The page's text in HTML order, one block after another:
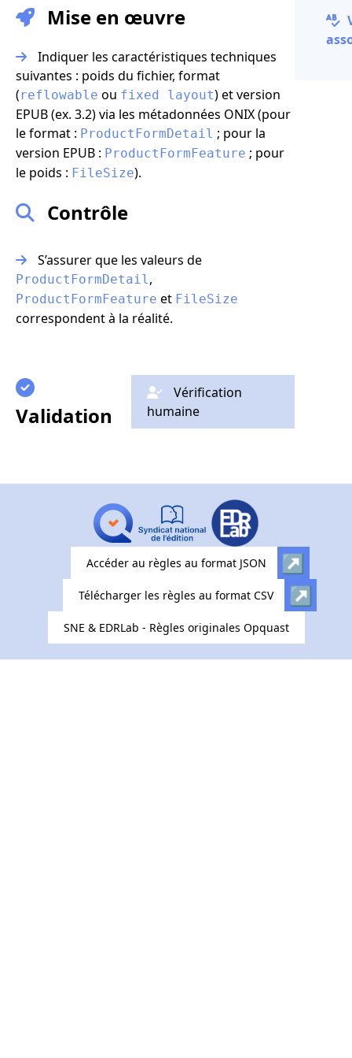
Mise en œuvre
Indiquer les caractéristiques techniques
suivantes : poids du fichier, format
(reflowable ou fixed layout) et version
EPUB (ex. 3.2) via les métadonnées ONIX (pour
le format : ProductFormDetail ; pour la
version EPUB : ProductFormFeature ; pour
le poids : FileSize).
Contrôle
S’assurer que les valeurs de
ProductFormDetail,
ProductFormFeature et FileSize
correspondent à la réalité.
Validation
Vérification
humaine
Accéder au règles au format JSON
Télécharger les règles au format CSV
SNE & EDRLab - Règles originales Opquast